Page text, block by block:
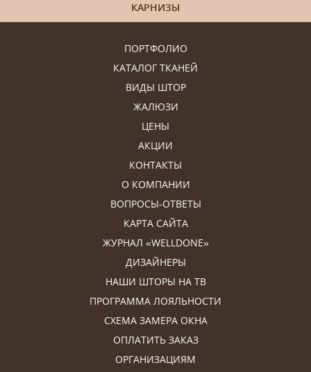
ПОРТФОЛИО
КАТАЛОГ ТКАНЕЙ
ВИДЫ ШТОР
ЖАЛЮЗИ
ЦЕНЫ
АКЦИИ
КОНТАКТЫ
О КОМПАНИИ
ВОПРОСЫ-ОТВЕТЫ
КАРТА САЙТА
ЖУРНАЛ «WELLDONE»
ДИЗАЙНЕРЫ
НАШИ ШТОРЫ НА ТВ
ПРОГРАММА ЛОЯЛЬНОСТИ
СХЕМА ЗАМЕРА ОКНА
ОПЛАТИТЬ ЗАКАЗ
ОРГАНИЗАЦИЯМ
КАРНИЗЫ